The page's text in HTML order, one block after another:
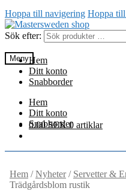
Hoppa till navigering Hoppa
Sök efter:
MenyHem
Ditt konto
Snabborder
Hem
Ditt konto
Snabborder
0.00SEK 0 artiklar
Hem /Nyheter/ Servetter &
Trädgårdsblom rustik